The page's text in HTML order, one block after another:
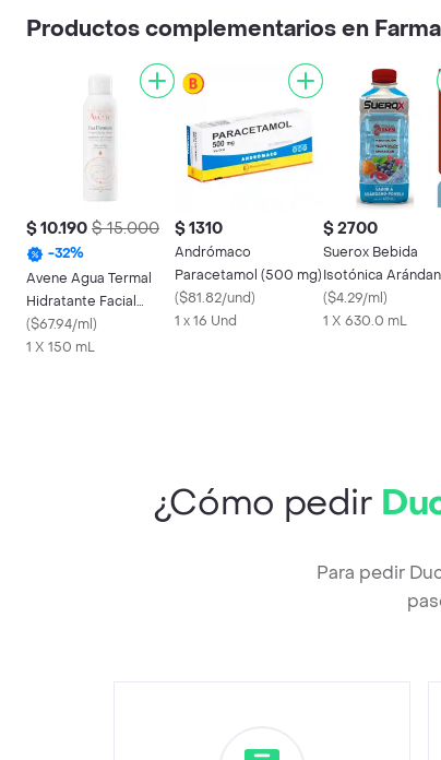
Productos complementarios en
$ 10.190 $ 15.000
-32%
Avene Agua Termal
Hidratante Facial
Aerosol
($67.94/ml)
1 X 150 mL
$ 1310
Andrómaco
Paracetamol (500 mg)
($81.82/und)
1 x 16 Und
$ 2700
Suerox Bebida
Isotónica
Pomelo 630 mL
($4.29/ml)
1 X 630.0 mL
¿Cómo pedir
Para pedir